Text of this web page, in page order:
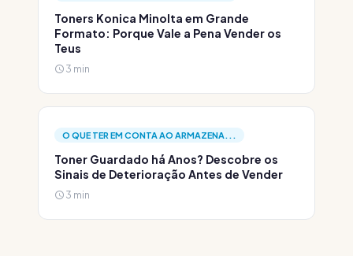
Toners Konica Minolta em Grande
Formato: Porque Vale a Pena Vender os
Teus
3 min
O QUE TER EM CONTA AO ARMAZENA...
Toner Guardado há Anos? Descobre os
Sinais de Deterioração Antes de Vender
3 min